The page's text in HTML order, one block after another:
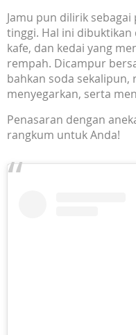
Jamu pun dilirik
tinggi. Hal ini
kafe, dan kedai yang
rempah. Dicampur
bahkan soda sekalipun,
menyegarkan, serta
Penasaran dengan
rangkum untuk Anda!